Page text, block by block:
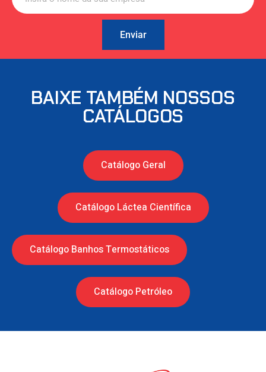
Enviar
BAIXE TAMBÉM NOSSOS
CATÁLOGOS
Catálogo Geral
Catálogo Láctea Científica
Catálogo Banhos Termostáticos
Catálogo Petróleo